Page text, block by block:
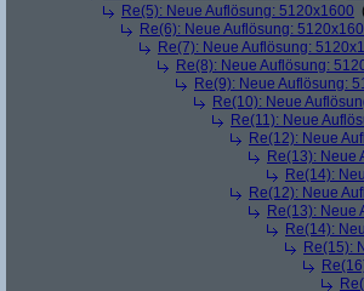
Re(5): Neue Auflösung: 5120x1600
Re(6): Neue Auflösung:
Re(7): Neue Auflösung:
Re(8): Neue Auflösung:
Re(9): Neue Auflösung:
Re(10): Neue
Re(11): Neue
Re(12): Neue
Re(13): Neue
Re(14):
Re(12): Neue
Re(13): Neue
Re(14):
Re(15):